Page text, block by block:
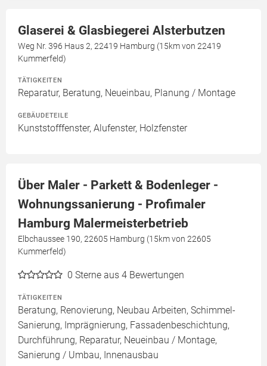
Glaserei & Glasbiegerei Alsterbutzen
Weg Nr. 396 Haus 2, 22419 Hamburg (15km von 22419
Kummerfeld)
TÄTIGKEITEN
Reparatur, Beratung, Neueinbau, Planung / Montage
GEBÄUDETEILE
Kunststofffenster, Alufenster, Holzfenster
Über Maler - Parkett & Bodenleger -
Wohnungssanierung - Profimaler
Hamburg Malermeisterbetrieb
Elbchaussee 190, 22605 Hamburg (15km von 22605
Kummerfeld)
0 Sterne aus 4 Bewertungen
TÄTIGKEITEN
Beratung, Renovierung, Neubau Arbeiten, Schimmel-
Sanierung, Imprägnierung, Fassadenbeschichtung,
Durchführung, Reparatur, Neueinbau / Montage,
Sanierung / Umbau, Innenausbau